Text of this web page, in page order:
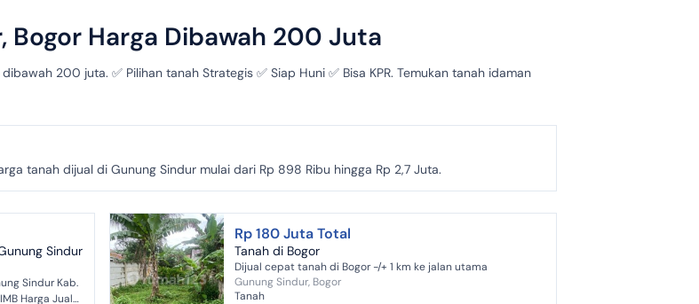
Bogor Harga Dibawah 200 Juta
200 juta. ✅ Pilihan tanah Strategis ✅ Siap Huni ✅ Bisa KPR. Temukan tanah idaman
tanah dijual di Gunung Sindur mulai dari Rp 898 Ribu hingga Rp 2,7 Juta.
Sindur
Sindur Kab.
Rp 180 Juta Total
Tanah di Bogor
Dijual cepat tanah di Bogor -/+ 1 km ke jalan utama
Gunung Sindur, Bogor
Tanah